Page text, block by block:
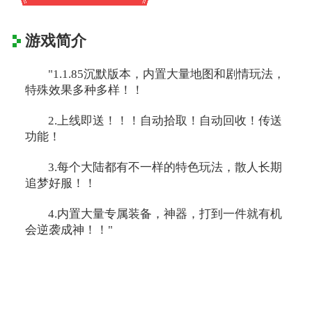
游戏简介
"1.1.85沉默版本，内置大量地图和剧情玩法，
特殊效果多种多样！！
2.上线即送！！！自动拾取！自动回收！传送
功能！
3.每个大陆都有不一样的特色玩法，散人长期
追梦好服！！
4.内置大量专属装备，神器，打到一件就有机
会逆袭成神！！"